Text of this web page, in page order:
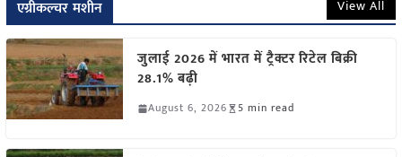
एग्रीकल्चर मशीन View All
जुलाई 2026 में भारत में ट्रैक्टर रिटेल बिक्री
28.1% बढ़ी
August 6, 2026 5 min read